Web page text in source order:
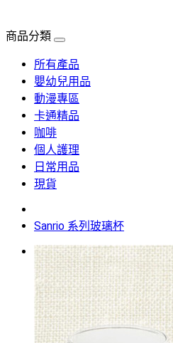
商品分類
所有產品
嬰幼兒用品
動漫專區
卡通精品
咖啡
個人護理
日常用品
現貨
Sanrio 系列玻璃杯